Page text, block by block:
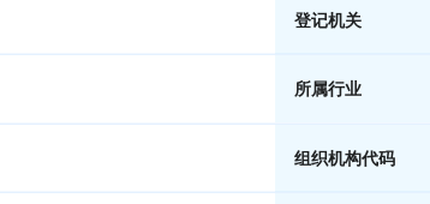
登记机关
所属行业
组织机构代码